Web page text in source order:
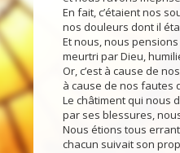
En fait, c’étaient nos
nos douleurs dont il
Et nous, nous
meurtri par Dieu,
Or, c’est à cause de
à cause de nos fautes
Le châtiment qui nous
par ses blessures,
Nous étions tous
chacun suivait son